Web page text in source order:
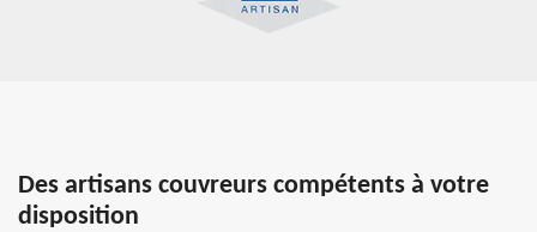
Des artisans couvreurs compétents à votre
disposition